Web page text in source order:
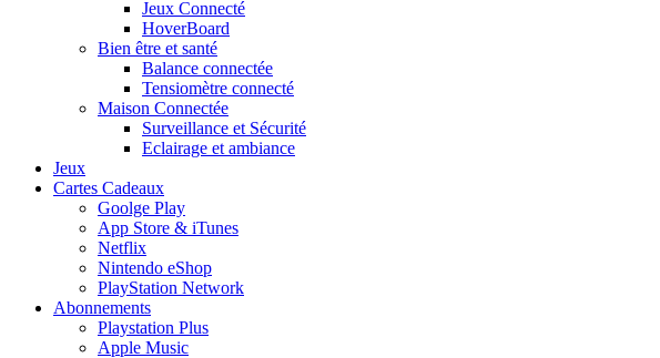
Jeux Connecté
HoverBoard
Bien être et santé
Balance connectée
Tensiomètre connecté
Maison Connectée
Surveillance et Sécurité
Eclairage et ambiance
Jeux
Cartes Cadeaux
Goolge Play
App Store & iTunes
Netflix
Nintendo eShop
PlayStation Network
Abonnements
Playstation Plus
Apple Music